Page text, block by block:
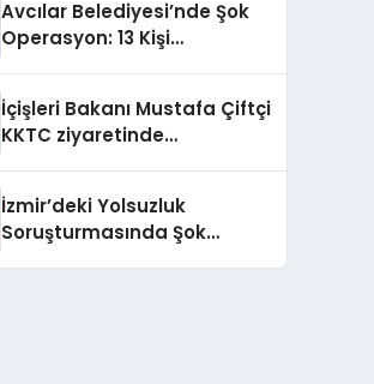
Avcılar Belediyesi’nde Şok
Operasyon: 13 Kişi
İçişleri Bakanı Mustafa Çiftçi
KKTC ziyaretinde
İzmir’deki Yolsuzluk
Soruşturmasında Şok